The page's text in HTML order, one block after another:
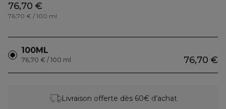
76,70 €
76,70 € / 100 ml
100ML
76,70 €
76,70 € / 100 ml
Livraison offerte dès 60€ d’achat